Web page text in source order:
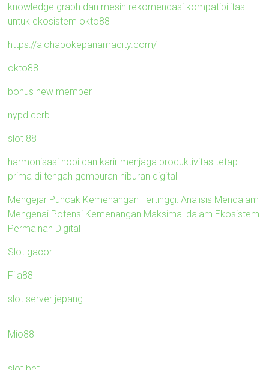
knowledge graph dan mesin rekomendasi kompatibilitas
untuk ekosistem okto88
https://alohapokepanamacity.com/
okto88
bonus new member
nypd ccrb
slot 88
harmonisasi hobi dan karir menjaga produktivitas tetap
prima di tengah gempuran hiburan digital
Mengejar Puncak Kemenangan Tertinggi: Analisis Mendalam
Mengenai Potensi Kemenangan Maksimal dalam Ekosistem
Permainan Digital
Slot gacor
Fila88
slot server jepang
Mio88